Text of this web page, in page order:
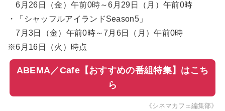
6月26日（金）午前0時～6月29日（月）午前0時
・「シャッフルアイランドSeason5」
7月3日（金）午前0時～7月6日（月）午前0時
※6月16日（火）時点
ABEMA／Cafe【おすすめの番組特集】はこち
ら
《シネマカフェ編集部》